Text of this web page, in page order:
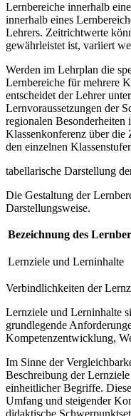
Lernbereiche innerhalb
innerhalb eines
Lehrers. Zeitrichtwerte
gewährleistet ist, variiert
Werden im Lehrplan die
Lernbereiche für mehrere
entscheidet der Lehrer
Lernvoraussetzungen der
regionalen
Klassenkonferenz über
den einzelnen
tabellarische Darstellung
Die Gestaltung der
Darstellungsweise.
Bezeichnung des
Lernziele und Lerninhalte
Verbindlichkeiten der
Lernziele und Lerninhalte
grundlegende
Kompetenzentwicklung,
Im Sinne der
Beschreibung der
einheitlicher Begriffe.
Umfang und steigender